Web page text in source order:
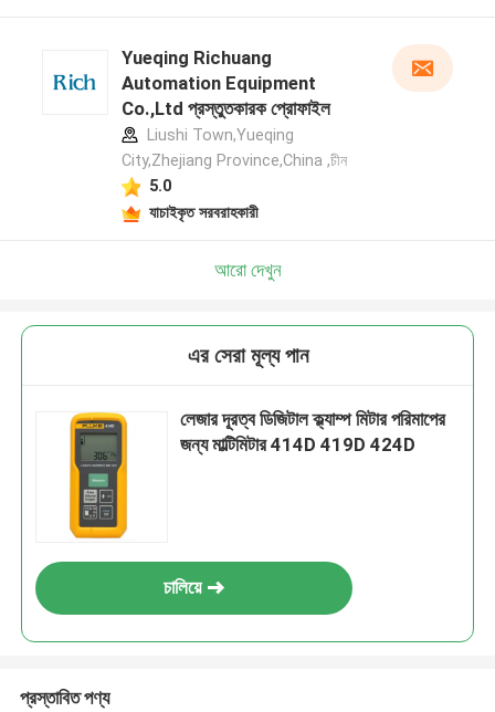
Yueqing Richuang
Automation Equipment
Co.,Ltd প্রস্তুতকারক প্রোফাইল
Liushi Town,Yueqing
City,Zhejiang Province,China ,চীন
5.0
যাচাইকৃত সরবরাহকারী
আরো দেখুন
এর সেরা মূল্য পান
লেজার দূরত্ব ডিজিটাল ক্ল্যাম্প মিটার পরিমাপের
জন্য মাল্টিমিটার 414D 419D 424D
চালিয়ে
প্রস্তাবিত পণ্য